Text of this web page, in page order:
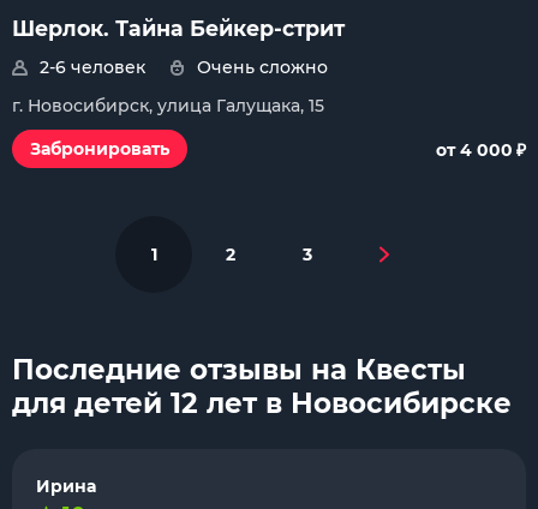
Шерлок. Тайна Бейкер-стрит
2-6 человек
Очень сложно
г. Новосибирск, улица Галущака, 15
Забронировать
от 4 000 ₽
1 2 3
Последние отзывы на Квесты
для детей 12 лет в Новосибирске
Ирина